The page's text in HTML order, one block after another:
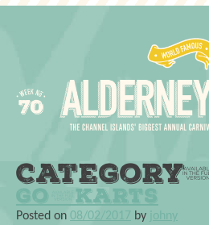
Go-Karts
Posted on 08/02/2017 by johny